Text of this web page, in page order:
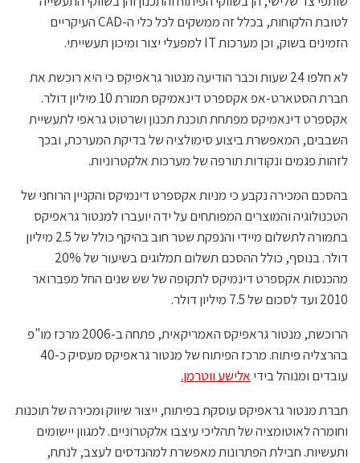
לטובת הלקוחות, בכלל זה ממשקים לכל כלי ה-CAD העיקריים
הזמינים בשוק, וכן מערכות IT למפעלי יצור ומיכון תעשייתי.
לא חלפו 24 שעות וכבר הודיעה מנטור גראפיקס כי היא רוכשת את
חברת הסטארט-אפ אקספרט דינאמיקס תמורת 10 מיליון דולר.
אקספרט דינאמיקס מפתחת תוכנת תכנון ושרטוט גראפי לתעשיית
השבבים, המאפשרת ביצוע סימולציה של בדיקת המערכת, ובכך
לזהות פגמים ונקודות תורפה של מערכות אלקטרוניות.
בהסכם המכירה נקבע כי מניות אקספרט דינמיקס והקניין הרוחני של
הטכנולוגיה והמוצרים המפותחים על ידה יועברו למנטור גראפיקס
בתמורה לתשלום מיידי והנפקת שטר חוב בהיקף כולל של 2.5 מיליון
דולר. בנוסף, כולל ההסכם תשלום תמלוגים בשיעור של 20%
מהכנסות אקספרט דינמיקס לתקופה של שש שנים החל מפברואר
2010 ועד לסכום של 7.5 מיליון דולר.
הרוכשת, מנטור גראפיקס האמריקאית, פתחה ב-2006 מרכז מו"פ
בהרצליה פיתוח. מרכז הפיתוח של מנטור גראפיקס מעסיק כ-40
עובדים ומנוהל בידי אלישע ווטרמן.
חברת מנטור גראפיקס עוסקת בפיתוח, ייצור שיווק ומכירה של תוכנות
וחומרה לאוטומציה של תהליכי עיצבו אלקטרוניים. למגוון יישומים
ותעשיות. חבילת הפתרונות מאפשרת למהנדסים לעצב, לנתח,